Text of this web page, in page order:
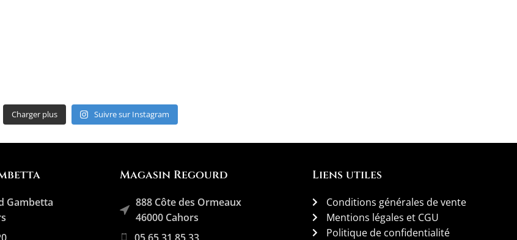
Charger plus Suivre sur Instagram
Gambetta
Magasin Regourd
888 Côte des Ormeaux
46000 Cahors
Liens utiles
Conditions générales de vente
Mentions légales et CGU
Politique de confidentialité